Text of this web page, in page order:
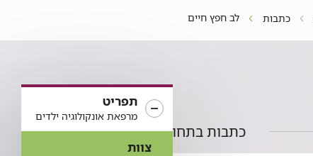
תועבר
לאתר
כתבות לב חפץ חיים
תפריט
מרפאת אונקולוגיה ילדים
צוות
כתבות בתחום